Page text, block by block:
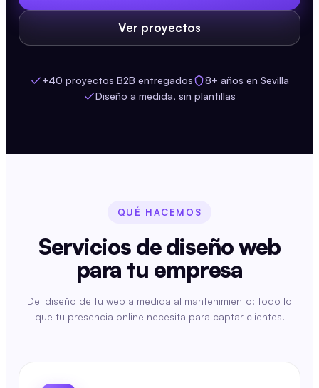
Ver proyectos
+40 proyectos B2B entregados
8+ años en Sevilla
Diseño a medida, sin plantillas
QUÉ HACEMOS
Servicios de diseño web
para tu empresa
Del diseño de tu web a medida al mantenimiento: todo lo
que tu presencia online necesita para captar clientes.